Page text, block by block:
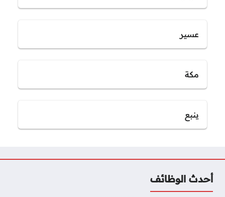
عسير
مكة
ينبع
أحدث الوظائف